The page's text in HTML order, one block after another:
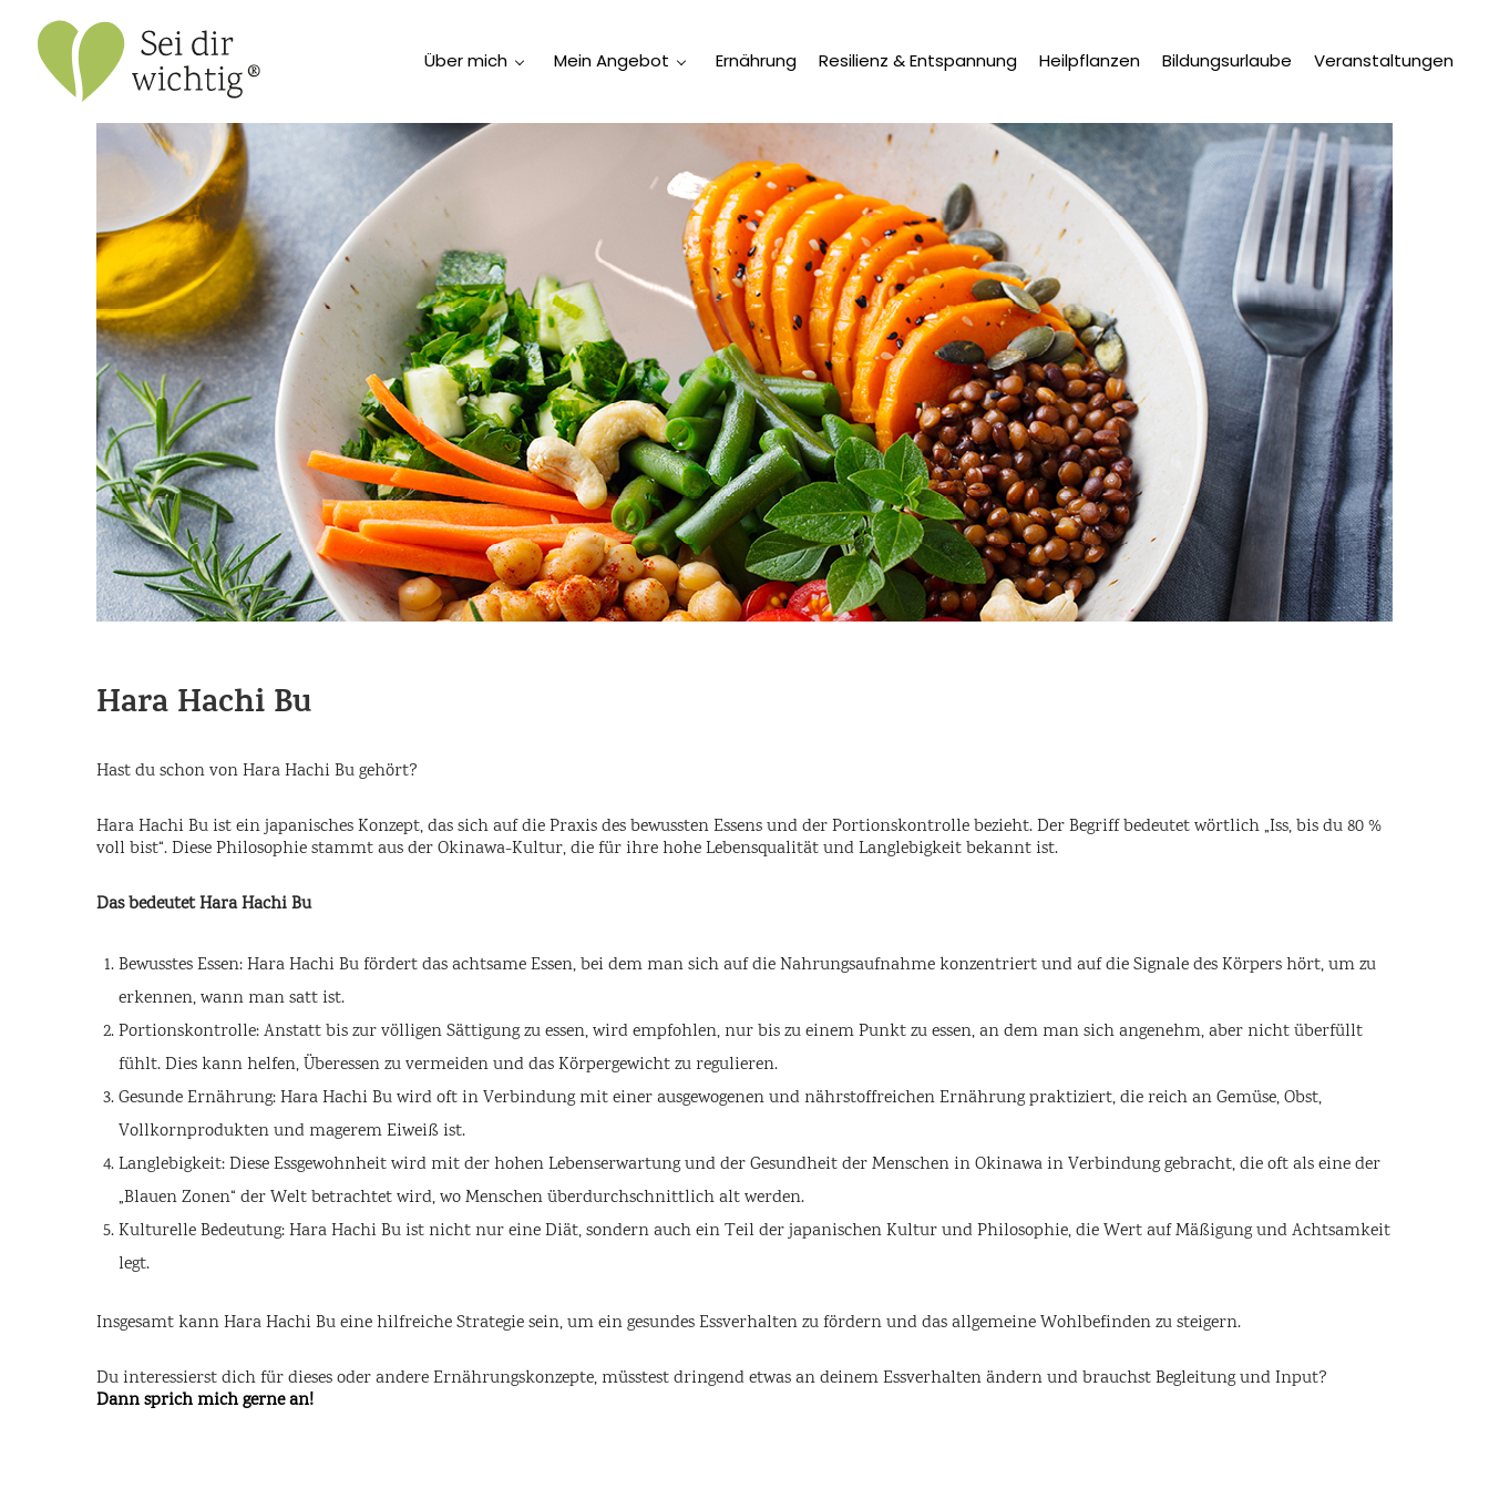
Über mich Mein Angebot Ernährung Resilienz & Entspannung Heilpflanzen Bildungsurlaube Veranstaltungen
Hara Hachi Bu
Hast du schon von Hara Hachi Bu gehört?
Hara Hachi Bu ist ein japanisches Konzept, das sich auf die Praxis des bewussten Essens und der Portionskontrolle bezieht. Der Begriff bedeutet wörtlich „Iss, bis du 80 %
voll bist“. Diese Philosophie stammt aus der Okinawa-Kultur, die für ihre hohe Lebensqualität und Langlebigkeit bekannt ist.
Das bedeutet Hara Hachi Bu
Bewusstes Essen: Hara Hachi Bu fördert das achtsame Essen, bei dem man sich auf die Nahrungsaufnahme konzentriert und auf die Signale des Körpers hört, um zu
erkennen, wann man satt ist.
Portionskontrolle: Anstatt bis zur völligen Sättigung zu essen, wird empfohlen, nur bis zu einem Punkt zu essen, an dem man sich angenehm, aber nicht überfüllt
fühlt. Dies kann helfen, Überessen zu vermeiden und das Körpergewicht zu regulieren.
Gesunde Ernährung: Hara Hachi Bu wird oft in Verbindung mit einer ausgewogenen und nährstoffreichen Ernährung praktiziert, die reich an Gemüse, Obst,
Vollkornprodukten und magerem Eiweiß ist.
Langlebigkeit: Diese Essgewohnheit wird mit der hohen Lebenserwartung und der Gesundheit der Menschen in Okinawa in Verbindung gebracht, die oft als eine der
„Blauen Zonen“ der Welt betrachtet wird, wo Menschen überdurchschnittlich alt werden.
Kulturelle Bedeutung: Hara Hachi Bu ist nicht nur eine Diät, sondern auch ein Teil der japanischen Kultur und Philosophie, die Wert auf Mäßigung und Achtsamkeit
legt.
Insgesamt kann Hara Hachi Bu eine hilfreiche Strategie sein, um ein gesundes Essverhalten zu fördern und das allgemeine Wohlbefinden zu steigern.
Du interessierst dich für dieses oder andere Ernährungskonzepte, müsstest dringend etwas an deinem Essverhalten ändern und brauchst Begleitung und Input?
Dann sprich mich gerne an!